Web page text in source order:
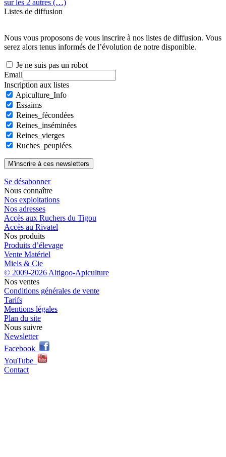
sur les 2 autres (…)
Listes de diffusion
Nous vous proposons de vous inscrire à nos listes de diffusion. Vous
serez alors tenus informés de l’évolution de notre disponible.
Je ne suis pas un robot
Email
Inscription aux listes
Apiculture_Info
Essaims
Reines_fécondées
Reines_inséminées
Reines_vierges
Ruches_peuplées
Se désabonner
Nous connaître
Nos exploitations
Nos adresses
Accès aux Ruchers du Tigou
Accès au Rivatel
Nos produits
Produits d’élevage
Vente Matériel
Miels & Cie
© 2009-2026 Altigoo-Apiculture
Nos ventes
Conditions générales de vente
Tarifs
Mentions légales
Plan du site
Nous suivre
Newsletter
Facebook
YouTube
Contact